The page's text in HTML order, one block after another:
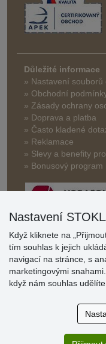
Důležité informace
» Nastavení souborů
» Obchodní
» Zásady ochrany
» Doprava a platba
» Často kladené
» Reklamace
» Slevy a benefity
» Bonusový program
Hodnocení
zákazníků
Super obchod,
Nastavení
Když kliknete na
tím souhlas k jejich
navigací na stránce, s
marketingovými
když nám souhlas udělíte.